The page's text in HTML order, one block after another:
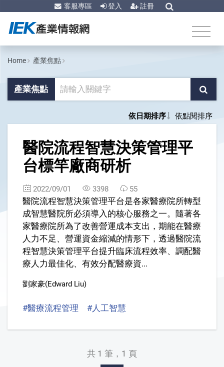
客服專區 登入 註冊
Home 產業焦點
產業焦點
依日期排序 依點閱排序
醫院流程智慧決策管理平
台標竿廠商研析
2022/09/01 3398 55
醫院流程智慧決策管理平台是各家醫療院所轉型
成智慧醫院所必須導入的核心服務之一。隨著各
家醫療院所為了改善營運成本支出，期能在醫療
人力不足、營運資金縮減的情形下，透過醫院流
程智慧決策管理平台提升臨床流程效率、調配醫
療人力最佳化、有效分配醫療資...
劉家豪(Edward Liu)
#醫療流程管理 #人工智慧
共 1 筆，1 頁